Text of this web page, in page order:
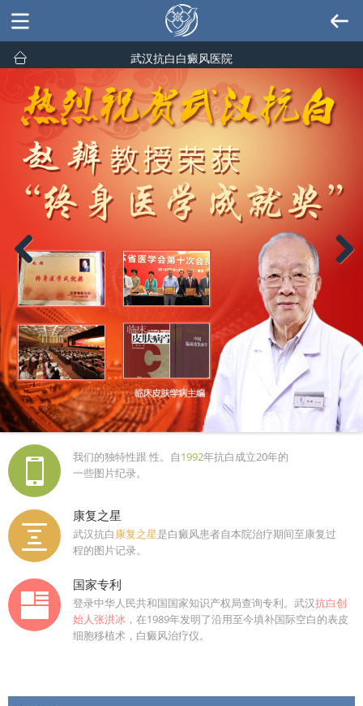
武汉抗白白癜风医院
Previous
我们的独特性跟 性。自1992年抗白成立20年的
一些图片纪录。
康复之星
武汉抗白康复之星是白癜风患者自本院治疗期间至康复过
程的图片记录。
国家专利
登录中华人民共和国国家知识产权局查询专利。武汉抗白创
始人张洪冰 ，在1989年发明了沿用至今填补国际空白的表皮
细胞移植术，白癜风治疗仪。